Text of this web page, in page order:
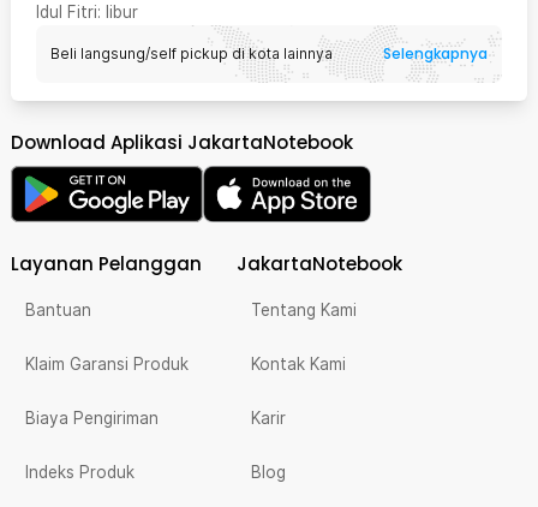
Idul Fitri: libur
Beli langsung/self pickup di kota lainnya Selengkapnya
Download Aplikasi JakartaNotebook
Layanan Pelanggan
Bantuan
Klaim Garansi Produk
Biaya Pengiriman
Indeks Produk
JakartaNotebook
Tentang Kami
Kontak Kami
Karir
Blog